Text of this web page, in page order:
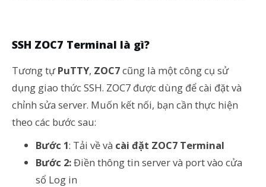
SSH ZOC7 Terminal là gì?
Tương tựPuTTY, ZOC7cũng là một công cụ sử
dụng giao thức SSH. ZOC7 được dùng để cài đặt và
chỉnh sửa server. Muốn kết nối, bạn cần thực hiện
theo các bước sau:
Bước 1: Tải về và cài đặt ZOC7 Terminal
Bước 2:Điền thông tin server và port vào cửa
sổ Log in